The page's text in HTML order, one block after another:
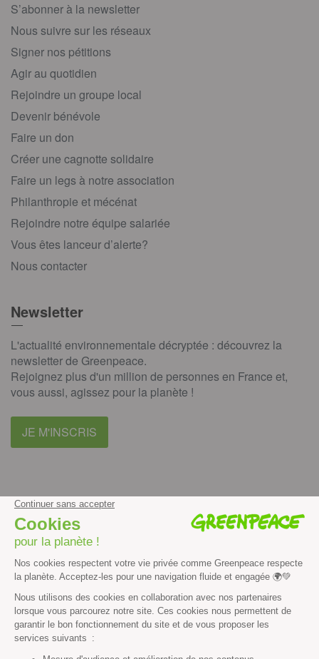
S’abonner à la newsletter
Nous suivre sur les réseaux
Signer nos pétitions
Agir au quotidien
Rejoindre un groupe local
Devenir bénévole
Faire un don
Créer une cagnotte solidaire
Faire un legs à notre association
Philanthropie et mécénat
Rejoindre notre équipe salariée
Vous êtes lanceur d’alerte?
Nous contacter
Newsletter
L'actualité environnementale décryptée : découvrez la
newsletter de Greenpeace.
Rejoignez plus d'un million de personnes en France et,
vous aussi, agissez pour la planète !
JE M'INSCRIS
instagramyoutube
Contenus et propriété intellectuelle
Mentions légales
Politique de confidentialité
Les autres sites de Greenpeace
dans le monde